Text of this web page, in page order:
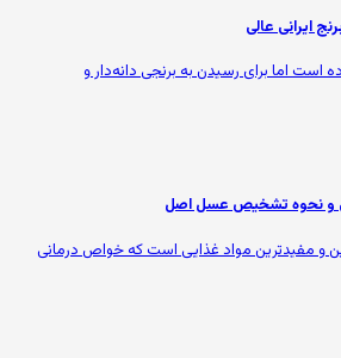
است اما برای رسیدن به برنجی دانه‌دار و
و نحوه تشخیص عسل اصل
و مفیدترین مواد غذایی است که خواص درمانی